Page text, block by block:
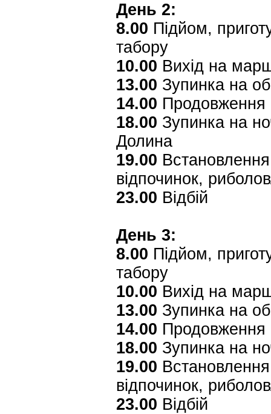
День 2:
8.00 Підйом,
табору
10.00 Вихід на
13.00 Зупинка на
14.00 Продовження
18.00 Зупинка на
Долина
19.00
відпочинок,
23.00 Відбій
День 3:
8.00 Підйом,
табору
10.00 Вихід на
13.00 Зупинка на
14.00 Продовження
18.00 Зупинка на
19.00
відпочинок,
23.00 Відбій